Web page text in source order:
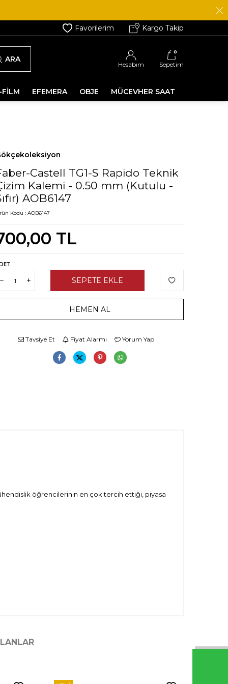
Favorilerim Kargo Takip
ARA
Hesabım
0
Sepetim
EFEMERA OBJE MÜCEVHER SAAT
Castell TG1-S Rapido Teknik
Kalemi - 0.50 mm (Kutulu -
AOB6147
Kodu : AOB6147
TL
SEPETE EKLE
HEMEN AL
Tavsiye Et Fiyat Alarmı Yorum Yap
öğrencilerinin en çok tercih ettiği, piyasa